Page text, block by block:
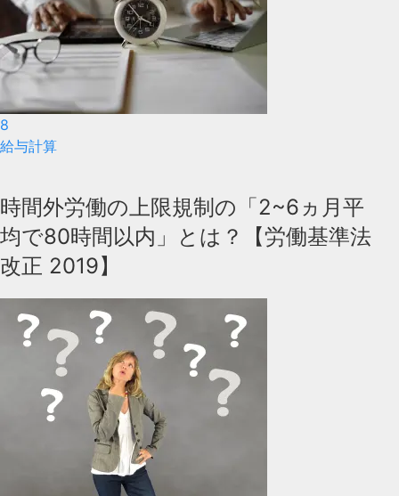
8
給与計算
時間外労働の上限規制の「2~6ヵ月平
均で80時間以内」とは？【労働基準法
改正 2019】